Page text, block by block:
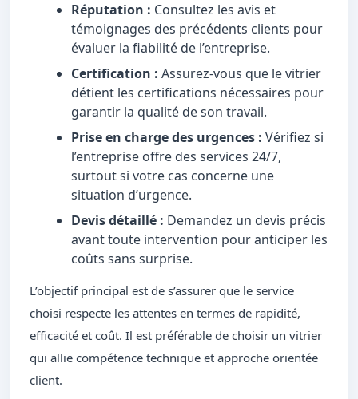
Réputation : Consultez les avis et
témoignages des précédents clients pour
évaluer la fiabilité de l’entreprise.
Certification : Assurez-vous que le vitrier
détient les certifications nécessaires pour
garantir la qualité de son travail.
Prise en charge des urgences : Vérifiez si
l’entreprise offre des services 24/7,
surtout si votre cas concerne une
situation d’urgence.
Devis détaillé : Demandez un devis précis
avant toute intervention pour anticiper les
coûts sans surprise.
L’objectif principal est de s’assurer que le service
choisi respecte les attentes en termes de rapidité,
efficacité et coût. Il est préférable de choisir un vitrier
qui allie compétence technique et approche orientée
client.